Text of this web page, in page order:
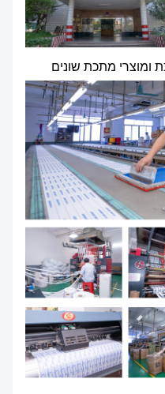
ומוצרי מתכת שונים